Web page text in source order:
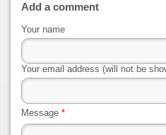
Add a comment
Your name
Your email address (will not be
Message *